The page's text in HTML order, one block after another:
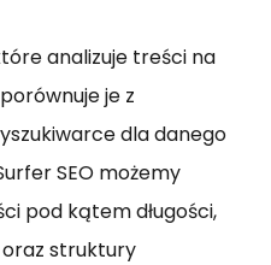
analizuje treści na
je z
dla danego
SEO możemy
pod kątem długości,
oraz struktury